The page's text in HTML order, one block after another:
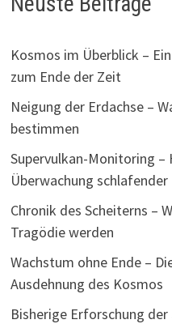
Kosmos im Überblick –
zum Ende der Zeit
Neigung der Erdachse –
bestimmen
Supervulkan-Monitoring
Überwachung schlafender
Chronik des Scheiterns –
Tragödie werden
Wachstum ohne Ende –
Ausdehnung des Kosmos
Bisherige Erforschung